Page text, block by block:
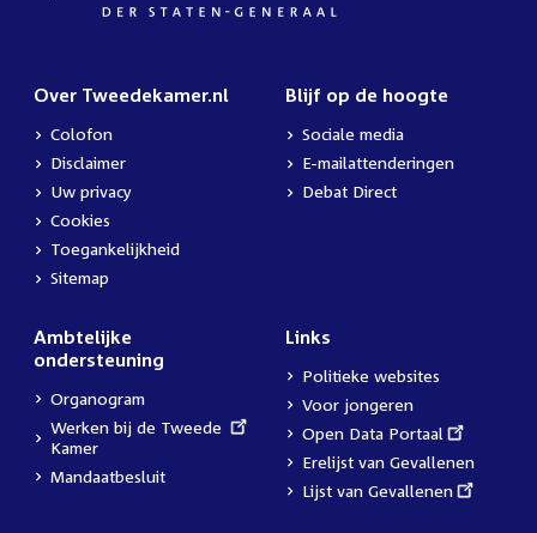
Over Tweedekamer.nl
Colofon
Disclaimer
Uw privacy
Cookies
Toegankelijkheid
Sitemap
Blijf op de hoogte
Sociale media
E-mailattenderingen
Debat Direct
Ambtelijke
ondersteuning
Organogram
External
link:
Werken bij de Tweede
Kamer
Mandaatbesluit
Links
Politieke websites
Voor jongeren
External
link:
Open Data Portaal
Erelijst van Gevallenen
External
Lijst van Gevallenen